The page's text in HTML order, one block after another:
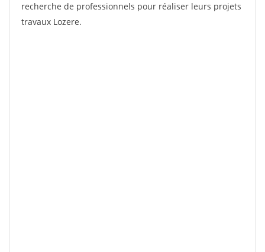
recherche de professionnels pour réaliser leurs projets
travaux Lozere.